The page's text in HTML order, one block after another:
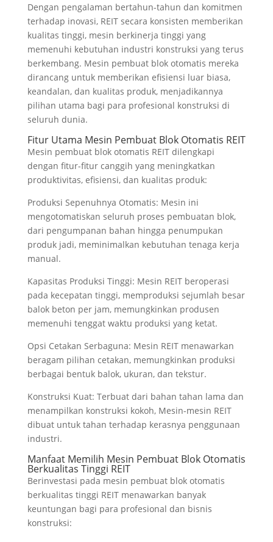
Dengan pengalaman bertahun-tahun dan komitmen
terhadap inovasi, REIT secara konsisten memberikan
kualitas tinggi, mesin berkinerja tinggi yang
memenuhi kebutuhan industri konstruksi yang terus
berkembang. Mesin pembuat blok otomatis mereka
dirancang untuk memberikan efisiensi luar biasa,
keandalan, dan kualitas produk, menjadikannya
pilihan utama bagi para profesional konstruksi di
seluruh dunia.
Fitur Utama Mesin Pembuat Blok Otomatis REIT
Mesin pembuat blok otomatis REIT dilengkapi
dengan fitur-fitur canggih yang meningkatkan
produktivitas, efisiensi, dan kualitas produk:
Produksi Sepenuhnya Otomatis: Mesin ini
mengotomatiskan seluruh proses pembuatan blok,
dari pengumpanan bahan hingga penumpukan
produk jadi, meminimalkan kebutuhan tenaga kerja
manual.
Kapasitas Produksi Tinggi: Mesin REIT beroperasi
pada kecepatan tinggi, memproduksi sejumlah besar
balok beton per jam, memungkinkan produsen
memenuhi tenggat waktu produksi yang ketat.
Opsi Cetakan Serbaguna: Mesin REIT menawarkan
beragam pilihan cetakan, memungkinkan produksi
berbagai bentuk balok, ukuran, dan tekstur.
Konstruksi Kuat: Terbuat dari bahan tahan lama dan
menampilkan konstruksi kokoh, Mesin-mesin REIT
dibuat untuk tahan terhadap kerasnya penggunaan
industri.
Manfaat Memilih Mesin Pembuat Blok Otomatis
Berkualitas Tinggi REIT
Berinvestasi pada mesin pembuat blok otomatis
berkualitas tinggi REIT menawarkan banyak
keuntungan bagi para profesional dan bisnis
konstruksi: